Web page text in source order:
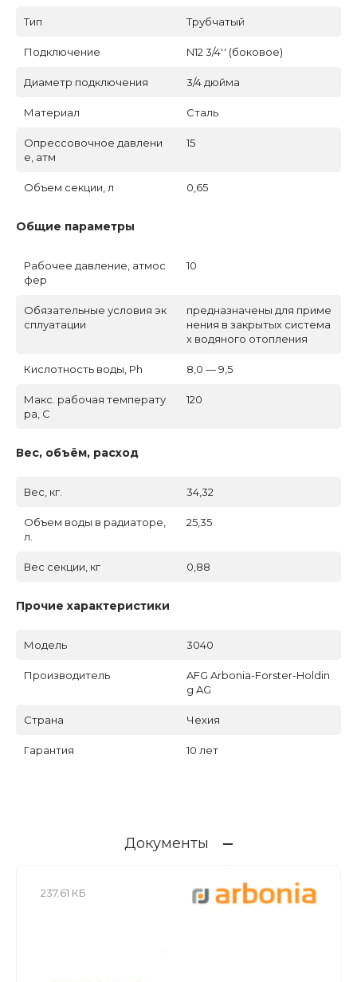
Тип Трубчатый
Подключение N12 3/4'' (боковое)
Диаметр подключения 3/4 дюйма
Материал Сталь
Опрессовочное давлени
е, атм
15
Объем секции, л 0,65
Общие параметры
Рабочее давление, атмос
фер
10
Обязательные условия эк
сплуатации
предназначены для приме
нения в закрытых система
х водяного отопления
Кислотность воды, Ph 8,0 — 9,5
Макс. рабочая температу
ра, C
120
Вес, объём, расход
Вес, кг. 34,32
Объем воды в радиаторе,
л.
25,35
Вес секции, кг 0,88
Прочие характеристики
Модель 3040
Производитель
AFG Arbonia-Forster-Holdin
g AG
Страна Чехия
Гарантия 10 лет
Документы
237.61 КБ